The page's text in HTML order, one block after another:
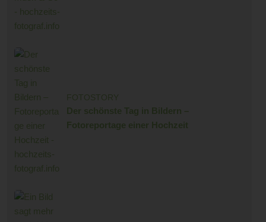
FOTOSTORY
Der schönste Tag in Bildern –
Fotoreportage einer Hochzeit